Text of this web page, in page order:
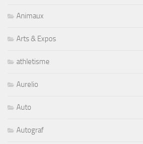
Animaux
Arts & Expos
athletisme
Aurelio
Auto
Autograf